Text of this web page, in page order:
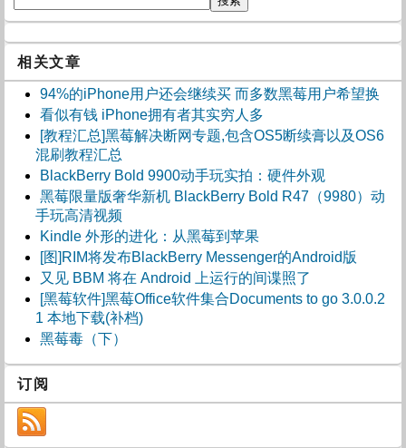
相关文章
94%的iPhone用户还会继续买 而多数黑莓用户希望换
看似有钱 iPhone拥有者其实穷人多
[教程汇总]黑莓解决断网专题,包含OS5断续膏以及OS6
混刷教程汇总
BlackBerry Bold 9900动手玩实拍：硬件外观
黑莓限量版奢华新机 BlackBerry Bold R47（9980）动
手玩高清视频
Kindle 外形的进化：从黑莓到苹果
[图]RIM将发布BlackBerry Messenger的Android版
又见 BBM 将在 Android 上运行的间谍照了
[黑莓软件]黑莓Office软件集合Documents to go 3.0.0.2
1 本地下载(补档)
黑莓毒（下）
订阅